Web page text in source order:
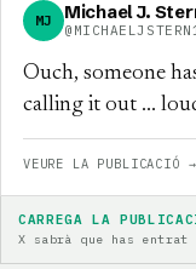
MJ Michael J.
Ouch, someone
calling it out …
VEURE LA PUBLICACIÓ →
CARREGA LA
X sabrà que has entrat